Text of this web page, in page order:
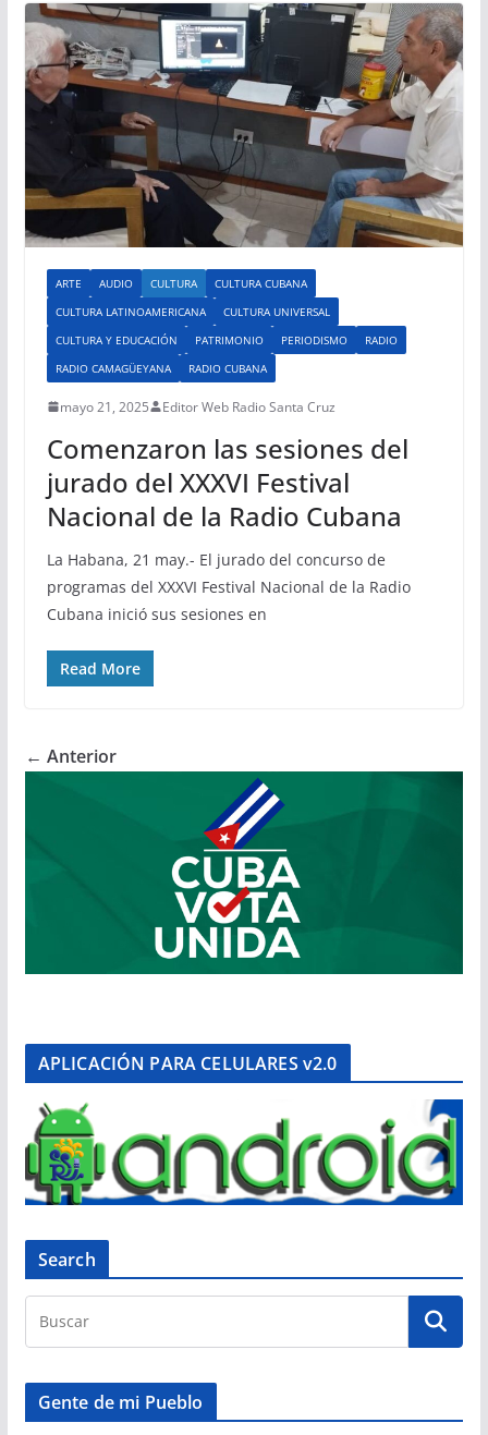
ARTE AUDIO CULTURA
CULTURA CUBANA
CULTURA LATINOAMERICANA
CULTURA UNIVERSAL
CULTURA Y EDUCACIÓN
PATRIMONIO PERIODISMO
RADIO
RADIO CAMAGÜEYANA
RADIO CUBANA
mayo 21, 2025 Editor Web Radio Santa Cruz
Comenzaron las sesiones del
jurado del XXXVI Festival
Nacional de la Radio Cubana
La Habana, 21 may.- El jurado del concurso de
programas del XXXVI Festival Nacional de la Radio
Cubana inició sus sesiones en
Read More
← Anterior
APLICACIÓN PARA CELULARES v2.0
Search
Gente de mi Pueblo